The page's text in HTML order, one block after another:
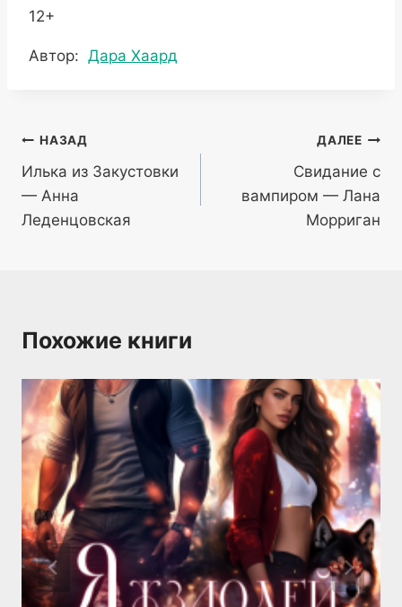
12+
Метки
Автор: Дара Хаард
Навигация
по
записям
НАЗАД
Илька из Закустовки
— Анна
Леденцовская
ДАЛЕЕ
Свидание с
вампиром — Лана
Морриган
Похожие книги